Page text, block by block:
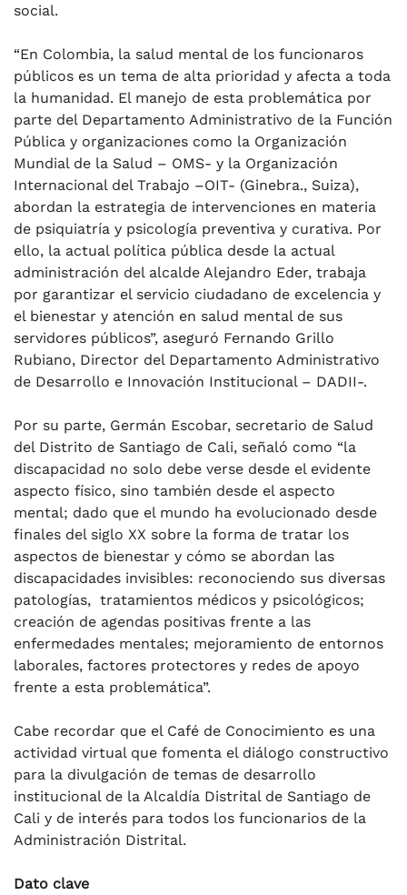
social.
“En Colombia, la salud mental de los funcionaros
públicos es un tema de alta prioridad y afecta a toda
la humanidad. El manejo de esta problemática por
parte del Departamento Administrativo de la Función
Pública y organizaciones como la Organización
Mundial de la Salud – OMS- y la Organización
Internacional del Trabajo –OIT- (Ginebra., Suiza),
abordan la estrategia de intervenciones en materia
de psiquiatría y psicología preventiva y curativa. Por
ello, la actual política pública desde la actual
administración del alcalde Alejandro Eder, trabaja
por garantizar el servicio ciudadano de excelencia y
el bienestar y atención en salud mental de sus
servidores públicos”, aseguró Fernando Grillo
Rubiano, Director del Departamento Administrativo
de Desarrollo e Innovación Institucional – DADII-.
Por su parte, Germán Escobar, secretario de Salud
del Distrito de Santiago de Cali, señaló como “la
discapacidad no solo debe verse desde el evidente
aspecto físico, sino también desde el aspecto
mental; dado que el mundo ha evolucionado desde
finales del siglo XX sobre la forma de tratar los
aspectos de bienestar y cómo se abordan las
discapacidades invisibles: reconociendo sus diversas
patologías, tratamientos médicos y psicológicos;
creación de agendas positivas frente a las
enfermedades mentales; mejoramiento de entornos
laborales, factores protectores y redes de apoyo
frente a esta problemática”.
Cabe recordar que el Café de Conocimiento es una
actividad virtual que fomenta el diálogo constructivo
para la divulgación de temas de desarrollo
institucional de la Alcaldía Distrital de Santiago de
Cali y de interés para todos los funcionarios de la
Administración Distrital.
Dato clave